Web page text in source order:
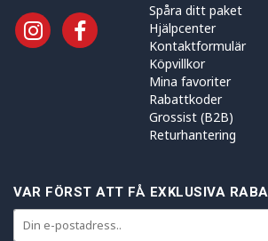
Spåra ditt paket
Hjälpcenter
Kontaktformulär
Köpvillkor
Mina favoriter
Rabattkoder
Grossist (B2B)
Returhantering
VAR FÖRST ATT FÅ EXKLUSIVA